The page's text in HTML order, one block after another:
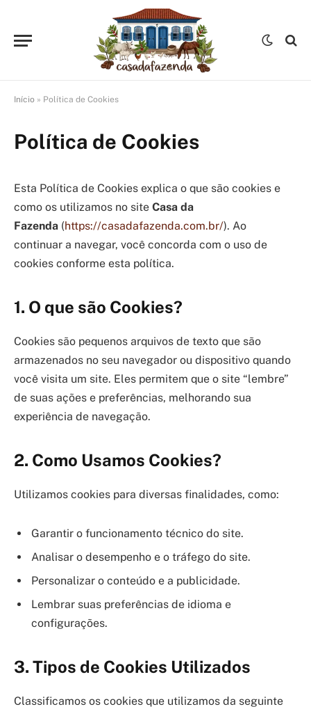
Início » Política de Cookies
Política de Cookies
Esta Política de Cookies explica o que são cookies e
como os utilizamos no site Casa da
Fazenda (https://casadafazenda.com.br/). Ao
continuar a navegar, você concorda com o uso de
cookies conforme esta política.
1. O que são Cookies?
Cookies são pequenos arquivos de texto que são
armazenados no seu navegador ou dispositivo quando
você visita um site. Eles permitem que o site “lembre”
de suas ações e preferências, melhorando sua
experiência de navegação.
2. Como Usamos Cookies?
Utilizamos cookies para diversas finalidades, como:
Garantir o funcionamento técnico do site.
Analisar o desempenho e o tráfego do site.
Personalizar o conteúdo e a publicidade.
Lembrar suas preferências de idioma e
configurações.
3. Tipos de Cookies Utilizados
Classificamos os cookies que utilizamos da seguinte